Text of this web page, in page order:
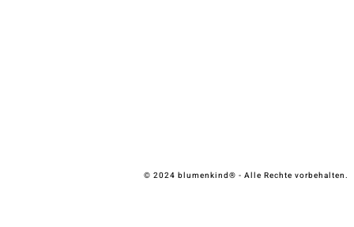
© 2024 blumenkind® - Alle Rechte vorbehalten.